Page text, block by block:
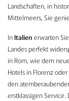
Landschaften, in
Mittelmeers, Sie
InItalien erwarten
Landes perfekt
in Rom, wie dem
Hotels in Florenz
den
erstklassigen Service.